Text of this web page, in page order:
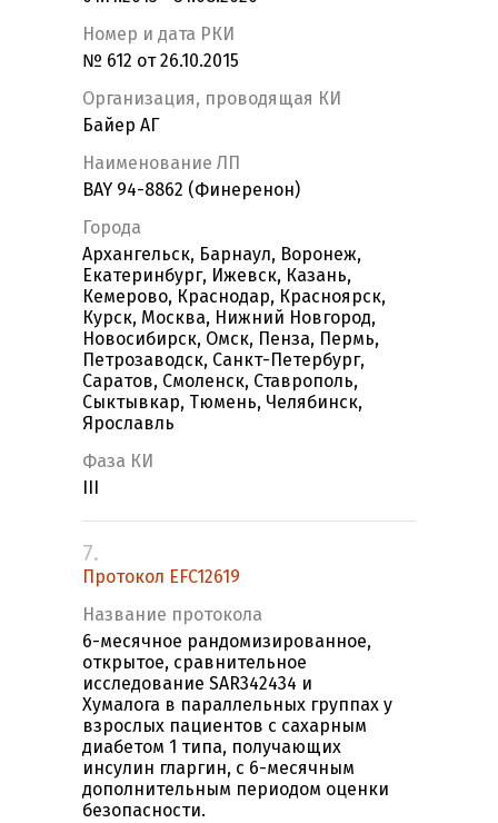
Номер и дата РКИ
№ 612 от 26.10.2015
Организация, проводящая КИ
Байер АГ
Наименование ЛП
BAY 94-8862 (Финеренон)
Города
Архангельск, Барнаул, Воронеж,
Екатеринбург, Ижевск, Казань,
Кемерово, Краснодар, Красноярск,
Курск, Москва, Нижний Новгород,
Новосибирск, Омск, Пенза, Пермь,
Петрозаводск, Санкт-Петербург,
Саратов, Смоленск, Ставрополь,
Сыктывкар, Тюмень, Челябинск,
Ярославль
Фаза КИ
7.
Протокол EFC12619
Название протокола
6-месячное рандомизированное,
открытое, сравнительное
исследование SAR342434 и
Хумалога в параллельных группах у
взрослых пациентов с сахарным
диабетом 1 типа, получающих
инсулин гларгин, с 6-месячным
дополнительным периодом оценки
безопасности.